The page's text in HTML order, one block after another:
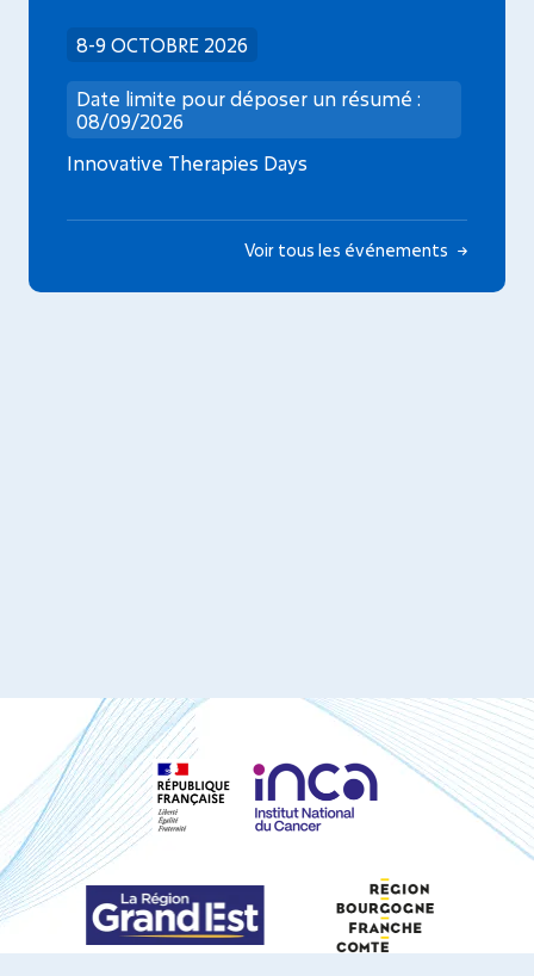
8-9 OCTOBRE 2026
Date limite pour déposer un résumé :
08/09/2026
Innovative Therapies Days
Voir tous les événements